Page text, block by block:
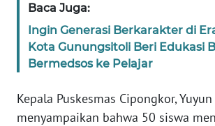
Baca Juga:
Ingin Generasi Berkarakter di
Kota Gunungsitoli Beri Edukasi
Bermedsos ke Pelajar
Kepala Puskesmas Cipongkor,
menyampaikan bahwa 50 siswa
PEDOMAN
MEDIA
SIBER
REDAKSI